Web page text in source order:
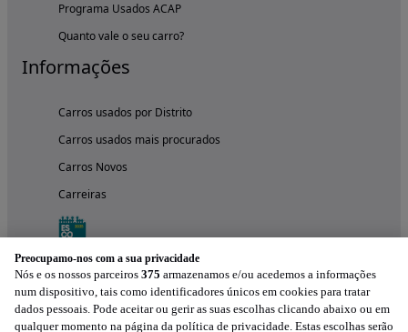
Programa Usados ACAP
Quanto vale o seu carro?
Informações
Carros usados por Distrito
Carros usados mais procurados
Carros Novos
Carreiras
Preocupamo-nos com a sua privacidade
Nós e os nossos parceiros 375 armazenamos e/ou acedemos a informações
num dispositivo, tais como identificadores únicos em cookies para tratar
dados pessoais. Pode aceitar ou gerir as suas escolhas clicando abaixo ou em
qualquer momento na página da política de privacidade. Estas escolhas serão